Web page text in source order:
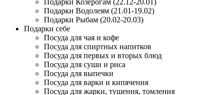
Подарки Козерогам (22.12-20.01)
Подарки Водолеям (21.01-19.02)
Подарки Рыбам (20.02-20.03)
Подарки себе
Посуда для чая и кофе
Посуда для спиртных напитков
Посуда для первых и вторых блюд
Посуда для суши и риса
Посуда для выпечки
Посуда для варки и кипячения
Посуда для жарки, тушения, томления